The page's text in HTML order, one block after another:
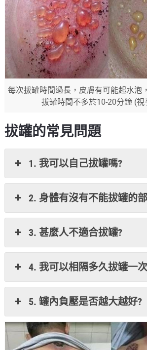
每次拔罐時間過長，皮膚有可能起水泡
拔罐時間不多於10-20分鐘 (視
拔罐的常見問題
1. 我可以自己拔罐嗎?
2. 身體有沒有不能拔罐的
3. 甚麼人不適合拔罐?
4. 我可以相隔多久拔罐一
5. 罐內負壓是否越大越好?